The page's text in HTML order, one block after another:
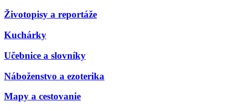
Životopisy a reportáže
Kuchárky
Učebnice a slovníky
Náboženstvo a ezoterika
Mapy a cestovanie